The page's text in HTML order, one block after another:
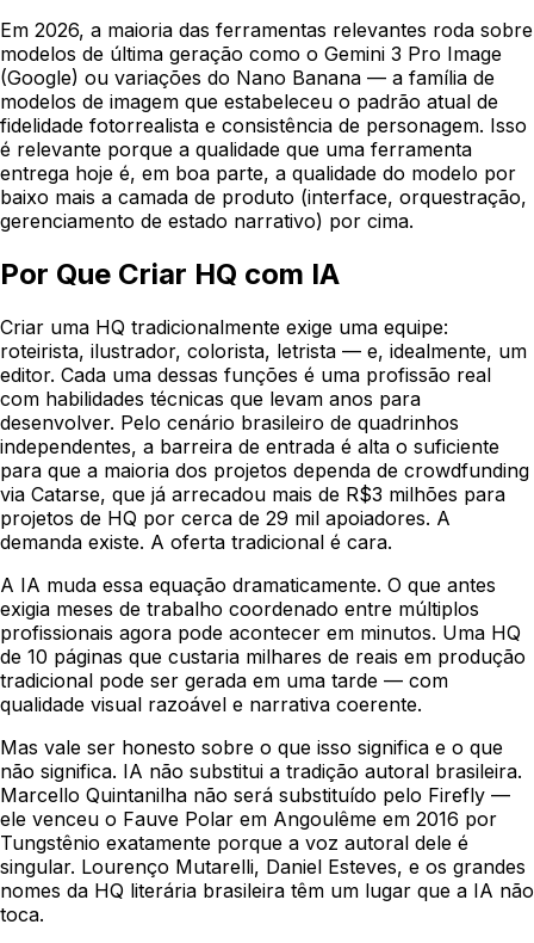
Em 2026, a maioria das ferramentas relevantes roda sobre
modelos de última geração como o Gemini 3 Pro Image
(Google) ou variações do Nano Banana — a família de
modelos de imagem que estabeleceu o padrão atual de
fidelidade fotorrealista e consistência de personagem. Isso
é relevante porque a qualidade que uma ferramenta
entrega hoje é, em boa parte, a qualidade do modelo por
baixo mais a camada de produto (interface, orquestração,
gerenciamento de estado narrativo) por cima.
Por Que Criar HQ com IA
Criar uma HQ tradicionalmente exige uma equipe:
roteirista, ilustrador, colorista, letrista — e, idealmente, um
editor. Cada uma dessas funções é uma profissão real
com habilidades técnicas que levam anos para
desenvolver. Pelo cenário brasileiro de quadrinhos
independentes, a barreira de entrada é alta o suficiente
para que a maioria dos projetos dependa de crowdfunding
via Catarse, que já arrecadou mais de R$3 milhões para
projetos de HQ por cerca de 29 mil apoiadores. A
demanda existe. A oferta tradicional é cara.
A IA muda essa equação dramaticamente. O que antes
exigia meses de trabalho coordenado entre múltiplos
profissionais agora pode acontecer em minutos. Uma HQ
de 10 páginas que custaria milhares de reais em produção
tradicional pode ser gerada em uma tarde — com
qualidade visual razoável e narrativa coerente.
Mas vale ser honesto sobre o que isso significa e o que
não significa. IA não substitui a tradição autoral brasileira.
Marcello Quintanilha não será substituído pelo Firefly —
ele venceu o Fauve Polar em Angoulême em 2016 por
Tungstênio exatamente porque a voz autoral dele é
singular. Lourenço Mutarelli, Daniel Esteves, e os grandes
nomes da HQ literária brasileira têm um lugar que a IA não
toca.